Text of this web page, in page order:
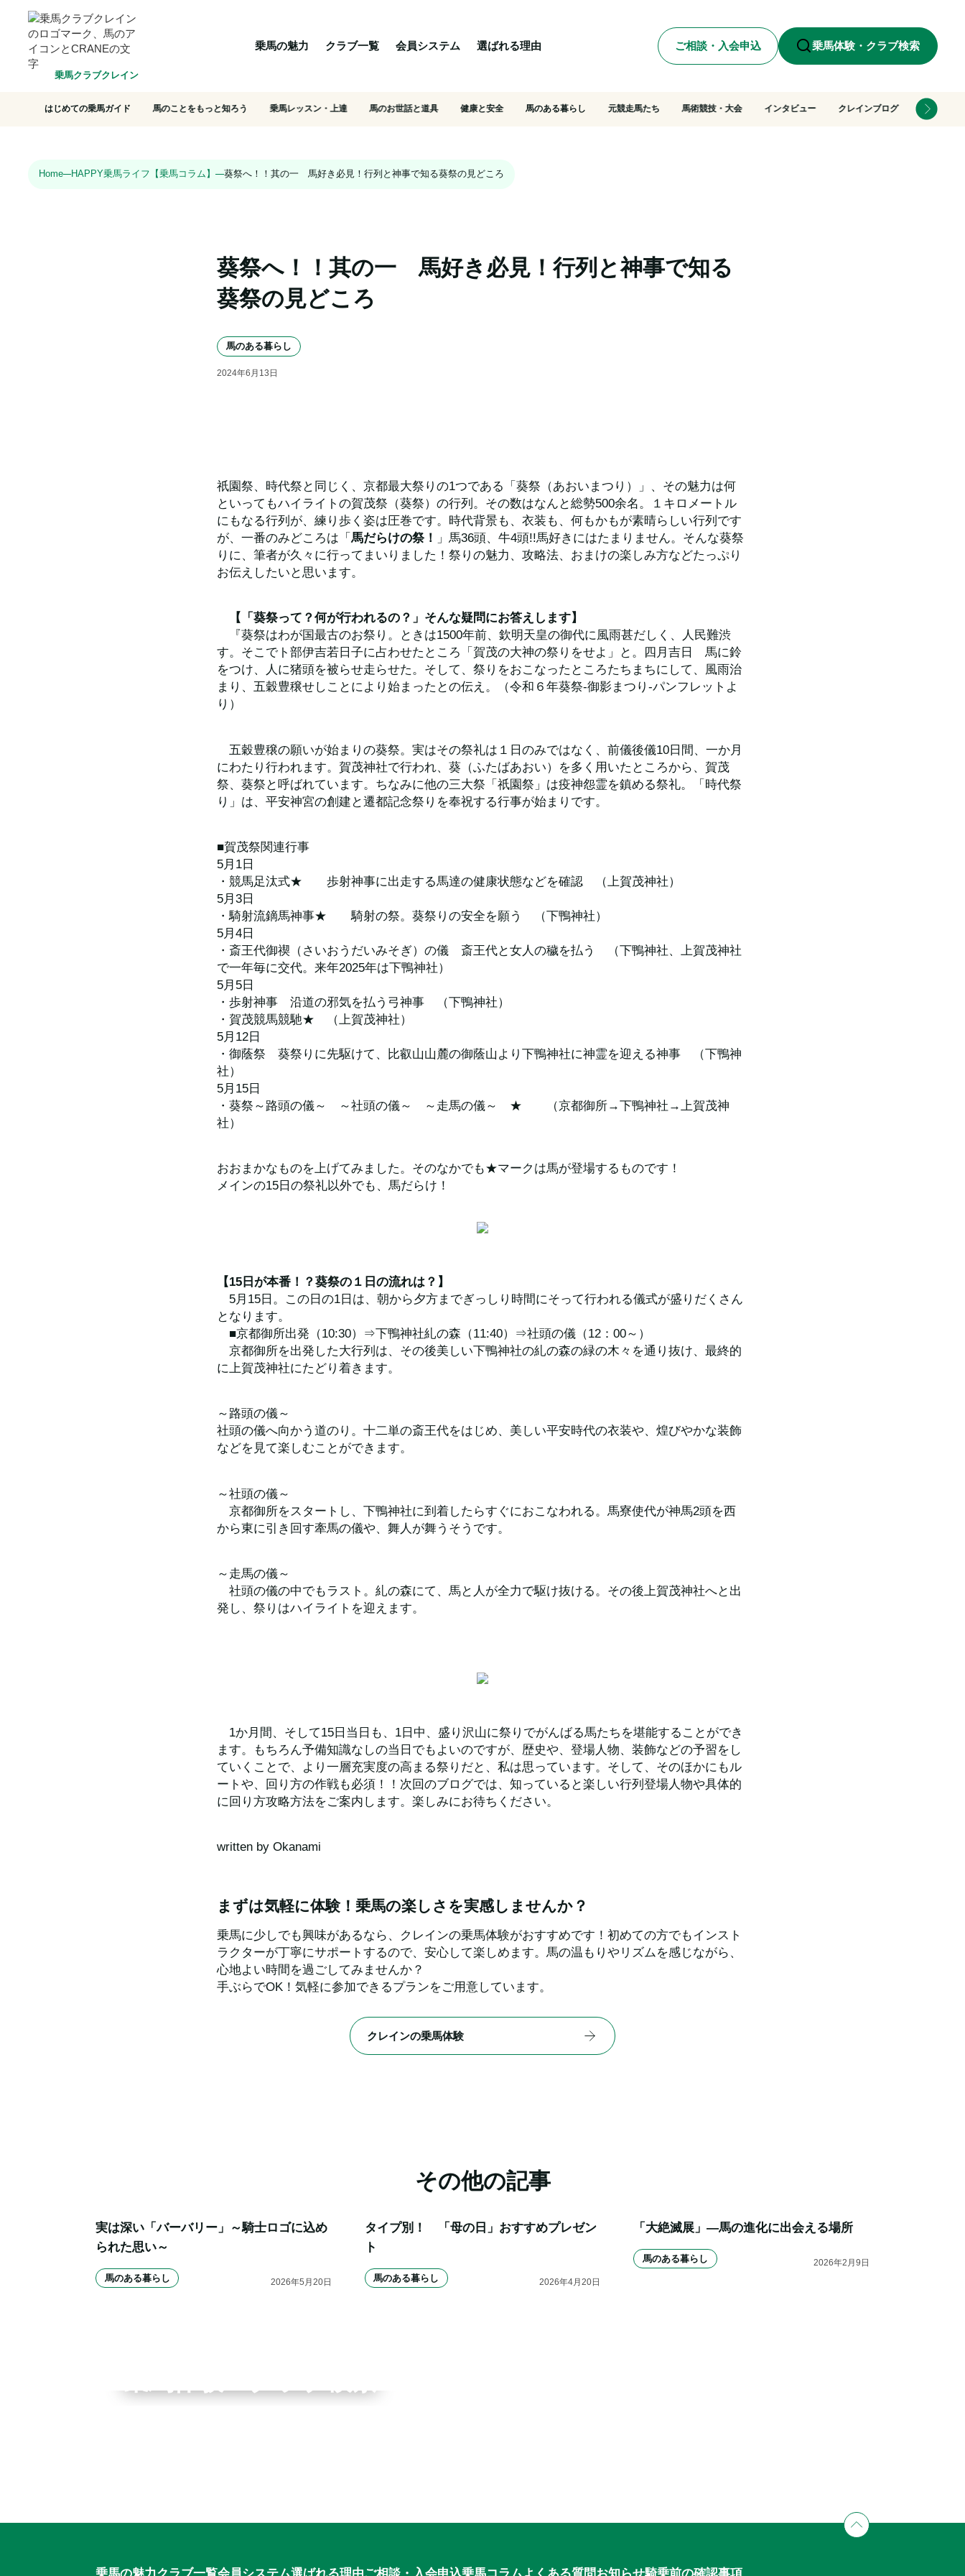
乗馬クラブクレイン
乗馬の魅力 クラブ一覧 会員システム 選ばれる理由 ご相談・入会申込 乗馬体験・クラブ検索
HOME 乗馬の魅力 クラブ一覧
はじめての乗馬ガイド 馬のことをもっと知ろう 乗馬レッスン・上達 馬のお世話と道具 健康と安全 馬のある暮らし 元競走馬たち 馬術競技・大会 インタビュー クレインブログ
Home HAPPY乗馬ライフ【乗馬コラム】 葵祭へ！！其の一 馬好き必見！行列と神事で知る葵祭の見どころ
葵祭へ！！其の一　馬好き必見！行列と神事で知る
葵祭の見どころ
馬のある暮らし
2024年6 月 13 日
祇園祭、時代祭と同じく、京都最大祭りの1つである「葵祭（あおいまつり）」、その魅力は何
といってもハイライトの賀茂祭（葵祭）の行列。その数はなんと総勢500余名。１キロメートル
にもなる行列が、練り歩く姿は圧巻です。時代背景も、衣装も、何もかもが素晴らしい行列です
が、一番のみどころは「馬だらけの祭！
」馬36頭、牛4頭!!馬好きにはたまりません。そんな葵祭
りに、筆者が久々に行ってまいりました！祭りの魅力、攻略法、おまけの楽しみ方などたっぷり
お伝えしたいと思います。
【「葵祭って？何が行われるの？」そんな疑問にお答えします】
『葵祭はわが国最古のお祭り。ときは1500年前、欽明天皇の御代に風雨甚だしく、人民難渋
す。そこでト部伊吉若日子に占わせたところ「賀茂の大神の祭りをせよ」と。四月吉日　馬に鈴
をつけ、人に猪頭を被らせ走らせた。そして、祭りをおこなったところたちまちにして、風雨治
まり、五穀豊穣せしことにより始まったとの伝え。（令和６年葵祭-御影まつり-パンフレットよ
り）
五穀豊穣の願いが始まりの葵祭。実はその祭礼は１日のみではなく、前儀後儀10日間、一か月
にわたり行われます。賀茂神社で行われ、葵（ふたばあおい）を多く用いたところから、賀茂
祭、葵祭と呼ばれています。ちなみに他の三大祭「祇園祭」は疫神怨霊を鎮める祭礼。「時代祭
り」は、平安神宮の創建と遷都記念祭りを奉祝する行事が始まりです。
■賀茂祭関連行事
5月1日
・競馬足汰式★　　歩射神事に出走する馬達の健康状態などを確認　（上賀茂神社）
5月3日
・騎射流鏑馬神事★　　騎射の祭。葵祭りの安全を願う　（下鴨神社）
5月4日
・斎王代御禊（さいおうだいみそぎ）の儀　斎王代と女人の穢を払う　（下鴨神社、上賀茂神社
で一年毎に交代。来年2025年は下鴨神社）
5月5日
・歩射神事　沿道の邪気を払う弓神事　（下鴨神社）
・賀茂競馬競馳★　（上賀茂神社）
5月12日
・御蔭祭　葵祭りに先駆けて、比叡山山麓の御蔭山より下鴨神社に神霊を迎える神事　（下鴨神
社）
5月15日
・葵祭～路頭の儀～　～社頭の儀～　～走馬の儀～　★　　（京都御所→下鴨神社→上賀茂神
社）
おおまかなものを上げてみました。そのなかでも★マークは馬が登場するものです！
メインの15日の祭礼以外でも、馬だらけ！
【15日が本番！？葵祭の１日の流れは？】
5月15日。この日の1日は、朝から夕方までぎっしり時間にそって行われる儀式が盛りだくさん
となります。
■京都御所出発（10:30）⇒下鴨神社糺の森（11:40）⇒社頭の儀（12：00～）
京都御所を出発した大行列は、その後美しい下鴨神社の糺の森の緑の木々を通り抜け、最終的
に上賀茂神社にたどり着きます。
～路頭の儀～
社頭の儀へ向かう道のり。十二単の斎王代をはじめ、美しい平安時代の衣装や、煌びやかな装飾
などを見て楽しむことができます。
～社頭の儀～
京都御所をスタートし、下鴨神社に到着したらすぐにおこなわれる。馬寮使代が神馬2頭を西
から東に引き回す牽馬の儀や、舞人が舞うそうです。
～走馬の儀～
社頭の儀の中でもラスト。糺の森にて、馬と人が全力で駆け抜ける。その後上賀茂神社へと出
発し、祭りはハイライトを迎えます。
1か月間、そして15日当日も、1日中、盛り沢山に祭りでがんばる馬たちを堪能することができ
ます。もちろん予備知識なしの当日でもよいのですが、歴史や、登場人物、装飾などの予習をし
ていくことで、より一層充実度の高まる祭りだと、私は思っています。そして、そのほかにもル
ートや、回り方の作戦も必須！！次回のブログでは、知っていると楽しい行列登場人物や具体的
に回り方攻略方法をご案内します。楽しみにお待ちください。
written by Okanami
まずは気軽に体験！乗馬の楽しさを実感しませんか？
乗馬に少しでも興味があるなら、クレインの乗馬体験がおすすめです！初めての方でもインスト
ラクターが丁寧にサポートするので、安心して楽しめます。馬の温もりやリズムを感じながら、
心地よい時間を過ごしてみませんか？
手ぶらでOK！気軽に参加できるプランをご用意しています。
クレインの乗馬体験
その他の記事
実は深い「バーバリー」～騎士ロゴに込め
られた思い～
馬のある暮らし 2026年5 月 20日
タイプ別！　「母の日」おすすめプレゼン
ト
馬のある暮らし 2026年4月20日
「大絶滅展」—馬の進化に出会える場所
馬のある暮らし 2026年2 月 9 日
個別相談承ります
乗馬の魅力クラブ一覧会員システム選ばれる理由ご相談・入会申込乗馬コラム よくある質問 お知らせ騎乗前の確認事項